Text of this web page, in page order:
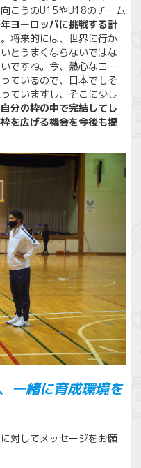
こうのU15やU18のチーム
ヨーロッパに挑戦する計
将来的には、世界に行か
とうまくならないではな
ですね。今、熱心なコー
ているので、日本でもそ
ていますし、そこに少し
自分の枠の中で完結してし
を広げる機会を今後も提
一緒に育成環境を
対してメッセージをお願